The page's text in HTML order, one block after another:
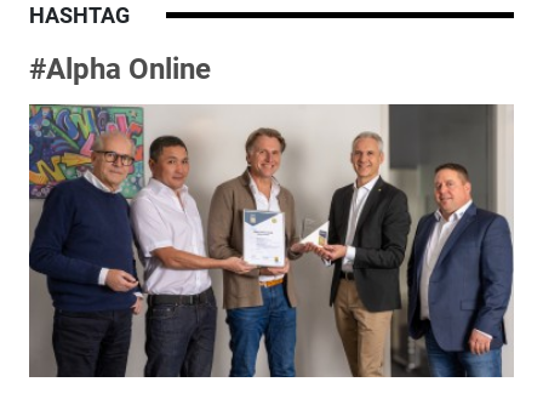
HASHTAG
#Alpha Online